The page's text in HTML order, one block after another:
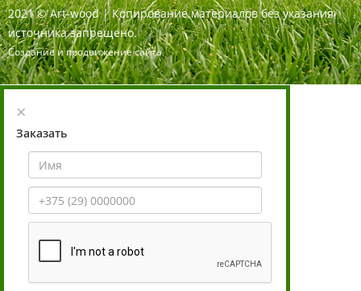
2021 ©Art-wood |Копирование материалов без указания
источника запрещено.
Создание и продвижение сайта
×
Заказать